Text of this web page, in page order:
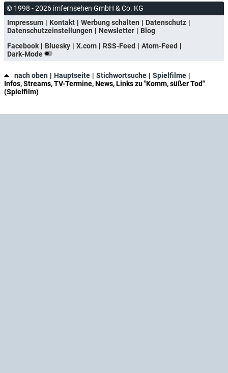
© 1998 - 2026 imfernsehen GmbH & Co. KG
Impressum
Kontakt Werbung schalten
Datenschutz
Datenschutzeinstellungen
Newsletter
Blog
Facebook
Bluesky X.com RSS-Feed
Atom-Feed
Dark-Mode
nach oben Hauptseite Stichwortsuche
Spielfilme
Infos, Streams, TV-Termine, News, Links zu "Komm, süßer Tod"
(Spielfilm)